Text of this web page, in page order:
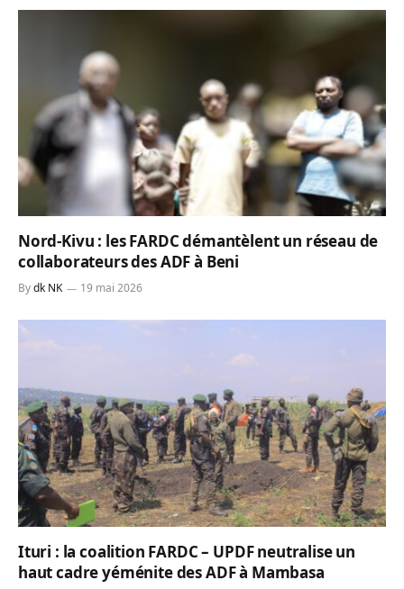
Nord-Kivu : les FARDC démantèlent un réseau de
collaborateurs des ADF à Beni
Bydk NK 19 mai 2026
Ituri : la coalition FARDC – UPDF neutralise un
haut cadre yéménite des ADF à Mambasa